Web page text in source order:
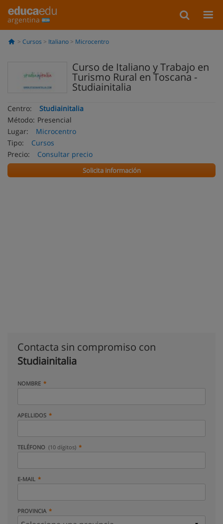
argentina
Cursos Italiano Microcentro
Curso de Italiano y Trabajo en
Turismo Rural en Toscana -
Studiainitalia
Centro:
Studiainitalia
Método: Presencial
Lugar:
Microcentro
Tipo:
Cursos
Precio:
Consultar precio
Solicita información
Contacta sin compromiso con
Studiainitalia
NOMBRE
APELLIDOS
TELÉFONO (10 dígitos)
E-MAIL
PROVINCIA